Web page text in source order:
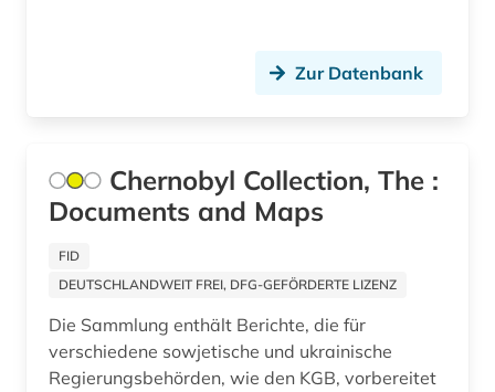
pharmazie (16)
physik (6)
plasmaphysik (1)
politik (1)
Zur Datenbank
Chernobyl Collection, The :
Documents and Maps
FID
DEUTSCHLANDWEIT FREI, DFG-GEFÖRDERTE LIZENZ
Die Sammlung enthält Berichte, die für
verschiedene sowjetische und ukrainische
Regierungsbehörden, wie den KGB, vorbereitet